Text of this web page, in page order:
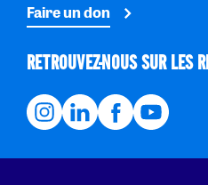
Faire un don
RETROUVEZ-NOUS SUR LES